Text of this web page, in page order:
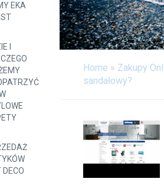
EKA
I
DECO
Home » Zakupy
sandałowy?